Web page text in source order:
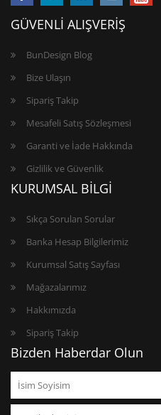
GÜVENLİ ALIŞVERİŞ
BunDesign Blog
Bize Ulaşın
Sipariş Takip
Mesafeli Satış Sözleşmesi
Garanti ve İade Hakkında
Gizlilik ve Güvenlik
KURUMSAL BİLGİ
Sıkça Sorulan Sorular
Banka Hesap Bilgilerimiz
Kurumsal Satış Sayfası
Mağazalarımız
Hakkımızda
Sipariş Takip
Bizden Haberdar Olun